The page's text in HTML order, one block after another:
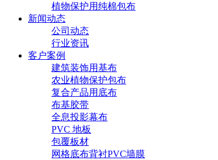
植物保护用纯棉包布
新闻动态
公司动态
行业资讯
客户案例
建筑装饰用基布
农业植物保护包布
复合产品用底布
布基胶带
全息投影幕布
PVC 地板
包覆板材
网格底布背衬PVC墙膜